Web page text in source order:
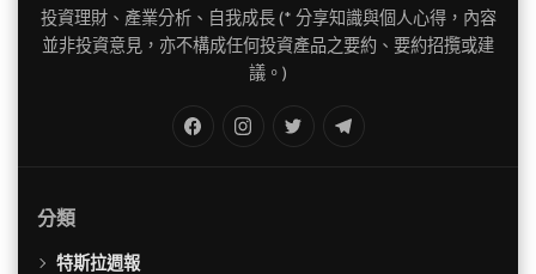
投資理財、產業分析、自我成長 (* 分享知識與個人心得，內容
並非投資意見，亦不構成任何投資產品之要約、要約招攬或建
議。)
Twitter
分類
特斯拉週報